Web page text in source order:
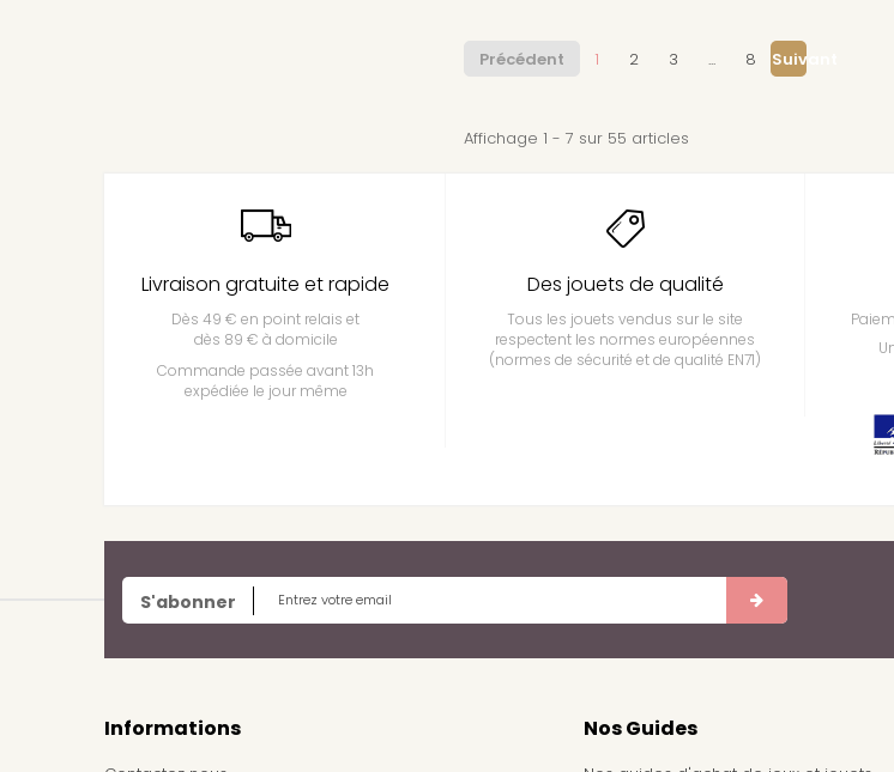
Précédent 1 2 3 ... 8 Suivant
Affichage 1 - 7 sur 55 articles
Livraison gratuite et rapide
Dès 49 € en point relais et
dès 89 € à domicile
Commande passée avant 13h
expédiée le jour même
Des jouets de qualité
Tous les jouets vendus sur le site
respectent les normes européennes
(normes de sécurité et de qualité EN71)
S'abonner
Informations Nos Guides